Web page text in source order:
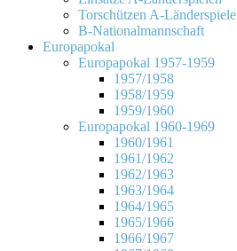
Torschützen A-Länderspiele
B-Nationalmannschaft
Europapokal
Europapokal 1957-1959
1957/1958
1958/1959
1959/1960
Europapokal 1960-1969
1960/1961
1961/1962
1962/1963
1963/1964
1964/1965
1965/1966
1966/1967